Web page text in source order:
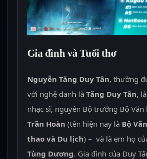
Gia đình và Tuổi thơ
Nguyễn Tăng Duy Tân, thường
với nghệ danh là Tăng Duy Tân,
nhạc sĩ, nguyên Bộ trưởng Bộ Văn
Trần Hoàn (tên hiện nay là Bộ
thao và Du lịch) – và là em họ
Tùng Dương. Gia đình của Duy